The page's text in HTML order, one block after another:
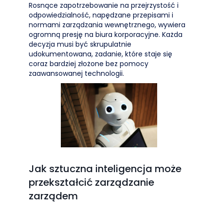
Rosnące zapotrzebowanie na przejrzystość i
odpowiedzialność, napędzane przepisami i
normami zarządzania wewnętrznego, wywiera
ogromną presję na biura korporacyjne. Każda
decyzja musi być skrupulatnie
udokumentowana, zadanie, które staje się
coraz bardziej złożone bez pomocy
zaawansowanej technologii.
Jak sztuczna inteligencja może
przekształcić zarządzanie
zarządem